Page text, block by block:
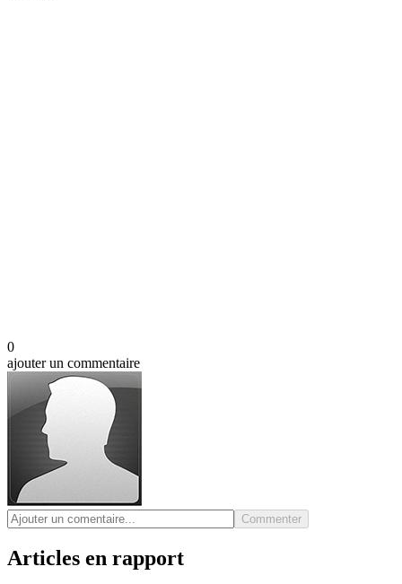
0
ajouter un commentaire
Commenter
Articles en rapport